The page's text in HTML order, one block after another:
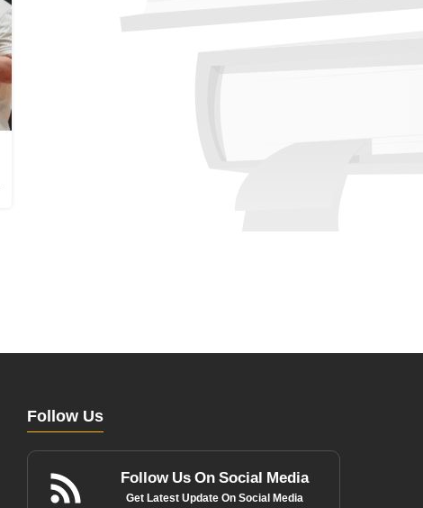
Follow Us
Follow Us On Social Media
Get Latest Update On Social Media